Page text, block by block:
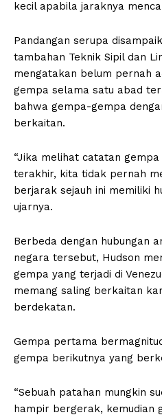
kecil apabila jaraknya
Pandangan serupa
tambahan Teknik Sipil dan
mengatakan belum pernah
gempa selama satu abad
bahwa gempa-gempa
berkaitan.
“Jika melihat catatan gempa
terakhir, kita tidak pernah
berjarak sejauh ini memiliki
ujarnya.
Berbeda dengan hubungan
negara tersebut, Hudson
gempa yang terjadi di
memang saling berkaitan
berdekatan.
Gempa pertama
gempa berikutnya yang
“Sebuah patahan mungkin
hampir bergerak, kemudian